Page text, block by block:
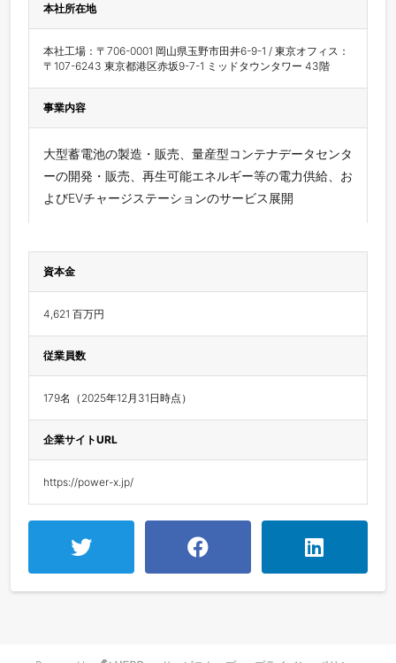
本社所在地
本社工場：〒706-0001 岡山県玉野市田井6-9-1 / 東京オフィス：
〒107-6243 東京都港区赤坂9-7-1 ミッドタウンタワー 43階
事業内容
⼤型蓄電池の製造・販売、量産型コンテナデータセンタ
ーの開発・販売、再生可能エネルギー等の電力供給、お
よびEVチャージステーションのサービス展開
資本金
4,621 百万円
従業員数
179名（2025年12月31日時点）
企業サイトURL
https://power-x.jp/